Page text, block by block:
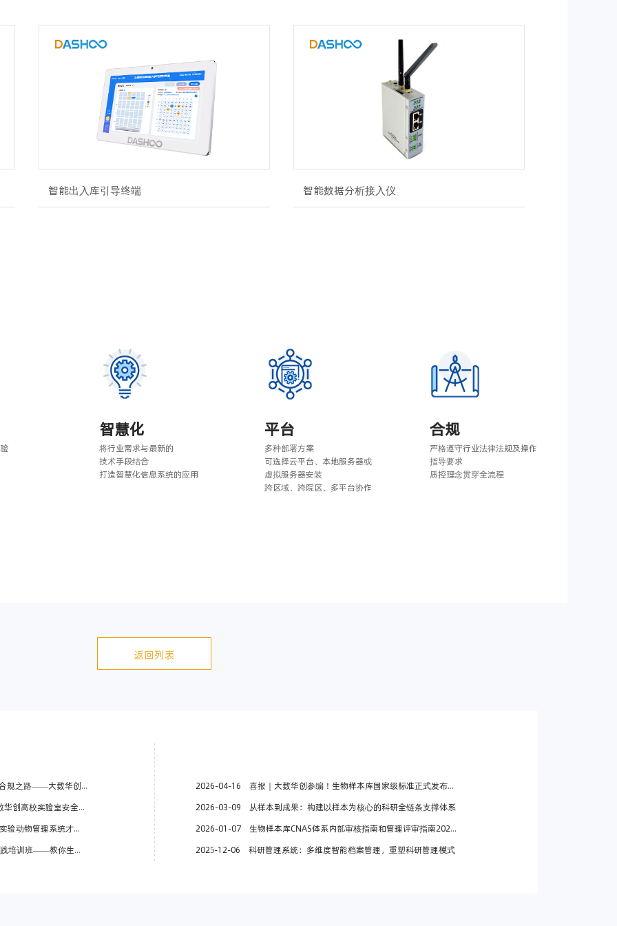
智能出入库引导终端 智能数据分析接入仪
智慧化
将行业需求与最新的
技术手段结合
打造智慧化信息系统的应用
平台
多种部署方案
可选择云平台、本地服务器或
虚拟服务器安装
跨区域、跨院区、多平台协作
合规
严格遵守行业法律法规及操作
指导要求
质控理念贯穿全流程
返回列表
细胞全流程质量管理系统赋能全程 2026-04-16 喜报｜大数华创参编！生物样本库国家级标准正式发布，汇聚顶尖专家共筑行业规范
室安全管理智能化解决方案
2026-03-09 从样本到成果：构建以样本为核心的科研全链条支撑体系
理系统才是 “鼠生救星”
2026-01-07生物样本库CNAS体系内部审核指南和管理评审指南2025版全面更新解读
运营 + CNAS 认可 + 实操全拿捏
2025-12-06 科研管理系统：多维度智能档案管理，重塑科研管理模式